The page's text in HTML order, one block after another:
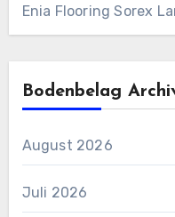
Enia Flooring Sorex
Bodenbelag
August 2026
Juli 2026